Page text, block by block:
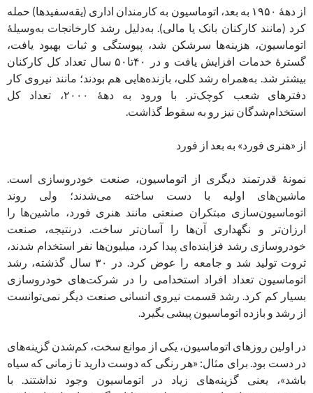
از دهۀ ۱۹۵۰ به بعد، اتوماسیون به کارمندان اداری (یقه‌سفید‌‎ها) حمله
کرد (مانند کارکنان بانک یا مالی). به‌دلیل رشد کارخانجات به‌وسیلۀ
اتوماسیون، هزینه‌ها سرشکن شد، پیوستگی و ثبات بهبود یافت،
گسترۀ خدمات افزایش یافت و در ۴۰‌تا‌۵۰ سال تعداد کل کارکنان
بیشتر شد. به‌همراه رشد کلی، بازنده‌هایی هم بودند؛ مانند نیروی کار
دفترهای شعب کوچک‌تر. با ورود به دهۀ ۲۰۰۰، تعداد کل
استخدام‌شدگان نیز رو به سقوط گذاشت.
از «هنری فورد» به بعد از فورد
نمونۀ قدرتمند دیگری از اتوماسیون، صنعت خودروسازی است.
ماشین‌های اولیه با دست ساخته می‌شدند؛ ولی روند
اتوماسیون‌سازی مبتکران صنعتی مانند هنری فورد، ماشین‌ها را
ارزان‌تر و نگهداری آن‌ها را آسان‌تر ساخت. درنتیجه، صنعت
خودروسازی رشد فزاینده‌ای پیدا کرد، میلیون‌ها نفر استخدام شدند،
ثروت تولید شد و جامعه را عوض کرد. در ۳۰ سال گذشته، رشد
اتوماسیون تعداد افراد استخدامی را در شرکت‌های خودروسازی
بسیار کم کرد. رشد قسمت نیروی انسانی صنعت دیگر نمی‌توانست
از رشد و بازده اتوماسیون پیشی بگیرد.
در اولین روزهای اتوماسیون، یکی از موانع سخت، کم‌شدن گزینه‌های
در دست بود. برای مثال: «هر رنگی که دوست دارید تا زمانی که سیاه
باشد»، یعنی گزینه‌های زیاد در اتوماسیون وجود نداشتند. با